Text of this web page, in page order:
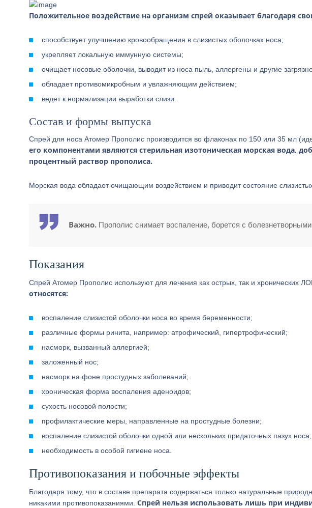
Положительное воздействие на организм спрей оказывает благодаря
способствует улучшению кровообращения в слизистых оболочках носа;
укрепляет локальную иммунную системы;
очищает носовые оболочки, выводит из носа пыль, аллергены и другие
обладает противомикробным и увлажняющим действием;
ведет к нормализации выработки слизи.
Состав и формы выпуска
Спрей для носа Атомер Прополис производится во флаконах по 150 или 35 мл
его компонентами являются стерильная изотоническая морская вода,
процентный раствор прополиса.
Морская вода обладает очищающим воздействием и приводит состояние
Важно. Прополис снимает воспаление, борется с
Показания
Спрей Атомер Прополис используют для лечения как острых, так и хронических
относятся:
воспаление слизистой оболочки носа во время беременности;
различные формы ринита, например: атрофический, гипертрофический;
насморк, вызванный аллергией;
заложенный нос;
насморк на фоне простудных заболеваний;
хроническая форма воспаления аденоидов;
сухость носовой полости;
профилактические меры, направленные на простудные болезни;
воспаление слизистой оболочки одной или нескольких придаточных пазух носа;
необходимость в особой гигиене носа.
Противопоказания и побочные эффекты
Благодаря тому, что в составе препарата содержаться только натуральные
никакими противопоказаниями. Спрей нельзя использовать лишь при